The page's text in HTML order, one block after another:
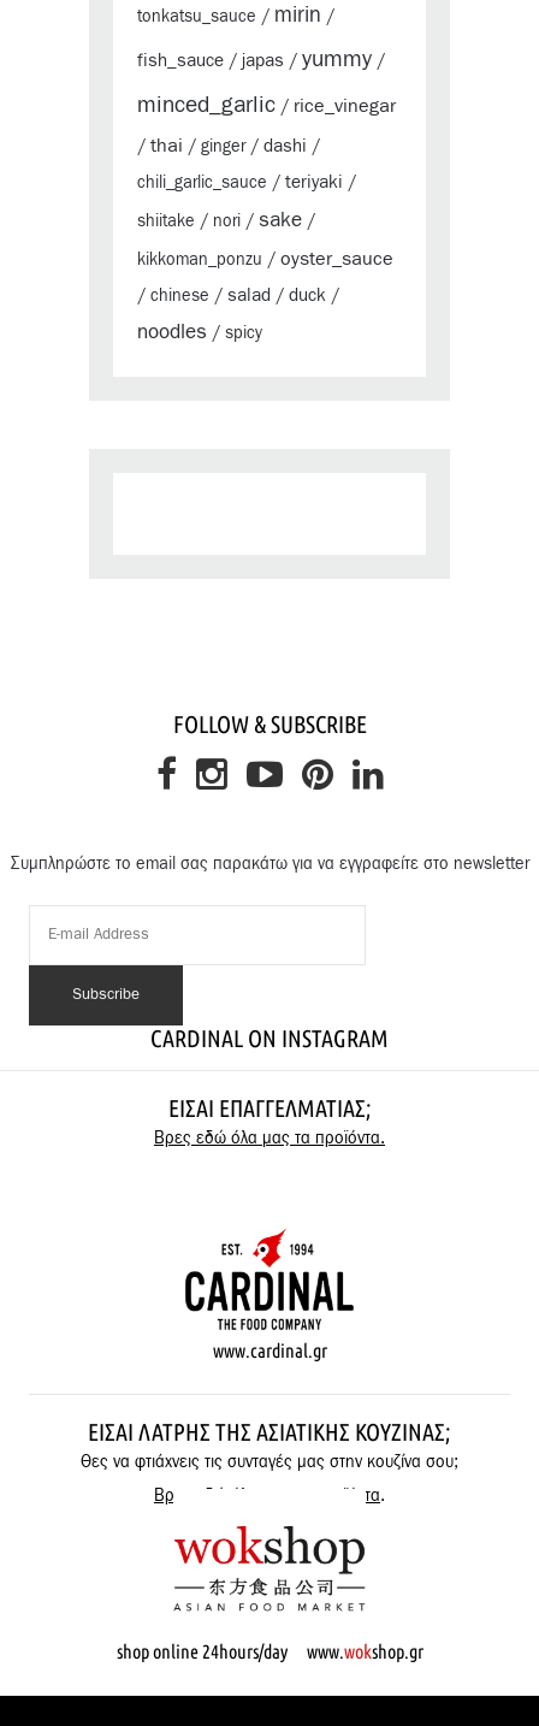
tonkatsu_sauce / mirin /
fish_sauce / japas / yummy /
minced_garlic / rice_vinegar
/ thai / ginger/ dashi /
chili_garlic_sauce / teriyaki /
shiitake / nori / sake /
kikkoman_ponzu / oyster_sauce
/ chinese / salad / duck /
noodles / spicy
FOLLOW & SUBSCRIBE
Συμπληρώστε το email σας παρακάτω για να εγγραφείτε στο newsletter
CARDINAL ON INSTAGRAM
ΕΊΣΑΙ ΕΠΑΓΓΕΛΜΑΤΊΑΣ;
Βρες εδώ όλα μας τα προϊόντα.
www.cardinal.gr
ΕΊΣΑΙ ΛΆΤΡΗΣ ΤΗΣ ΑΣΙΑΤΙΚΉΣ ΚΟΥΖΊΝΑΣ;
Θες να φτιάχνεις τις συνταγές μας στην κουζίνα σου;
Βρες εδώ όλα μας τα προϊόντα.
shop online 24hours/day www.wokshop.gr